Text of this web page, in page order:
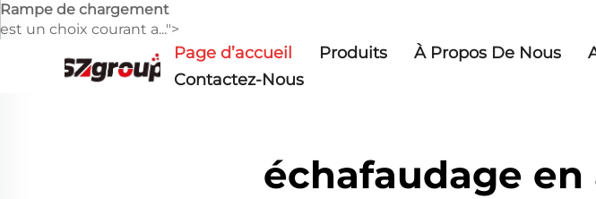
Rampe de chargement
est un choix courant a...">
Page d’accueil Produits À Propos De Nous
Contactez-Nous
échafaudage